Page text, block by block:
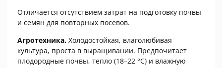
Отличается отсутствием затрат на подготовку почвы
и семян для повторных посевов.
Агротехника. Холодостойкая, влаголюбивая
культура, проста в выращивании. Предпочитает
плодородные почвы, тепло (18–22 °C) и влажную